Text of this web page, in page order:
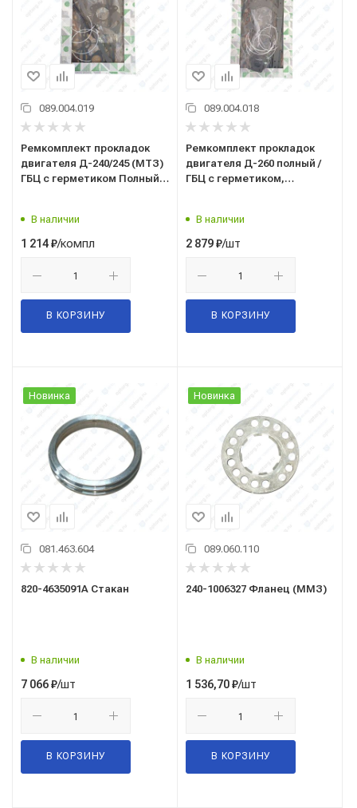
089.004.019
Ремкомплект прокладок
двигателя Д-240/245 (МТЗ)
ГБЦ с герметиком Полный
В наличии
1 214₽/компл
В КОРЗИНУ
089.004.018
Ремкомплект прокладок
двигателя Д-260 полный /
ГБЦ с герметиком,
В наличии
2 879₽/шт
В КОРЗИНУ
Новинка
081.463.604
820-4635091А Стакан
В наличии
7 066₽/шт
В КОРЗИНУ
Новинка
089.060.110
240-1006327 Фланец (ММЗ)
В наличии
1 536,70₽/шт
В КОРЗИНУ